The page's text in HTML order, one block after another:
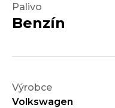
Palivo
Benzín
Výrobce
Volkswagen